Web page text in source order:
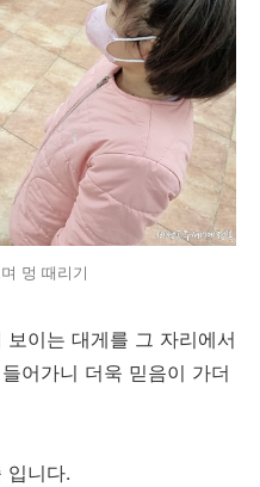
멍 때리기
이는 대게를 그 자리에서
어가니 더욱 믿음이 가더
입니다.